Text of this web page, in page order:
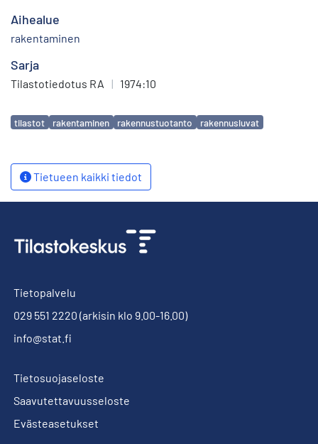
Aihealue
rakentaminen
Sarja
Tilastotiedotus RA | 1974:10
Avainsanat
tilastot rakentaminen rakennustuotanto rakennusluvat
Tietueen kaikki tiedot
Tietopalvelu
029 551 2220 (arkisin klo 9.00-16.00)
info@stat.fi
Tietosuojaseloste
Saavutettavuusseloste
Evästeasetukset